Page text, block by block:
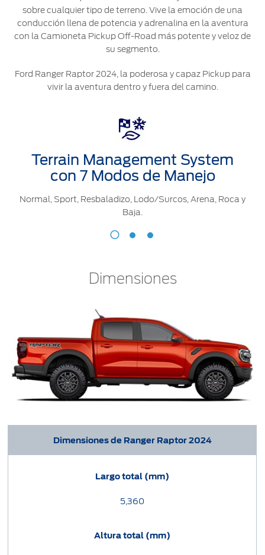
Localiza un
Distribuidor
Certificados
Motorcraft
Técnico
SYNC®
sobre cualquier tipo de terreno. Vive la emoción de una
conducción llena de potencia y adrenalina en la aventura
con la Camioneta Pickup Off-Road más potente y veloz de
su segmento.
Ford Ranger Raptor 2024, la poderosa y capaz Pickup para
vivir la aventura dentro y fuera del camino.
Terrain Management System
con 7 Modos de Manejo
Normal, Sport, Resbaladizo, Lodo/Surcos, Arena, Roca y
Baja.
Dimensiones
Dimensiones de Ranger Raptor 2024
Largo total (mm)
5,360
Altura total (mm)